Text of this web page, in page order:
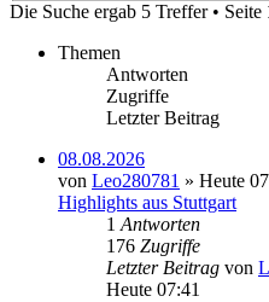
Die Suche ergab 5 Treffer • Seite
Themen
Antworten
Zugriffe
Letzter Beitrag
08.08.2026
von Leo280781 » Heute
Highlights aus Stuttgart
1 Antworten
176 Zugriffe
Letzter Beitrag von
Heute 07:41